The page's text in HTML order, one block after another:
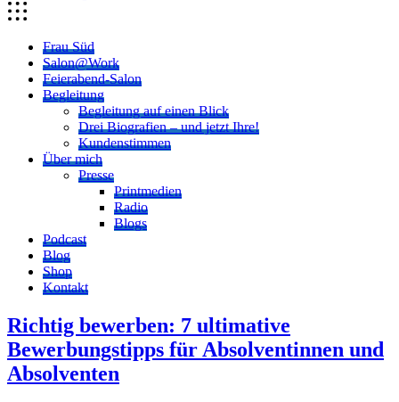
Frau Süd
Salon@Work
Feierabend-Salon
Begleitung
Begleitung auf einen Blick
Drei Biografien – und jetzt Ihre!
Kundenstimmen
Über mich
Presse
Printmedien
Radio
Blogs
Podcast
Blog
Shop
Kontakt
Richtig bewerben: 7 ultimative
Bewerbungstipps für Absolventinnen und
Absolventen